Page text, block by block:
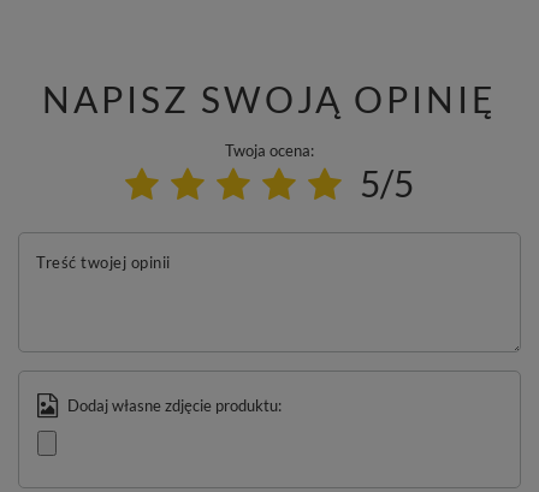
NAPISZ SWOJĄ OPINIĘ
Twoja ocena:
5/5
Treść twojej opinii
Dodaj własne zdjęcie produktu: